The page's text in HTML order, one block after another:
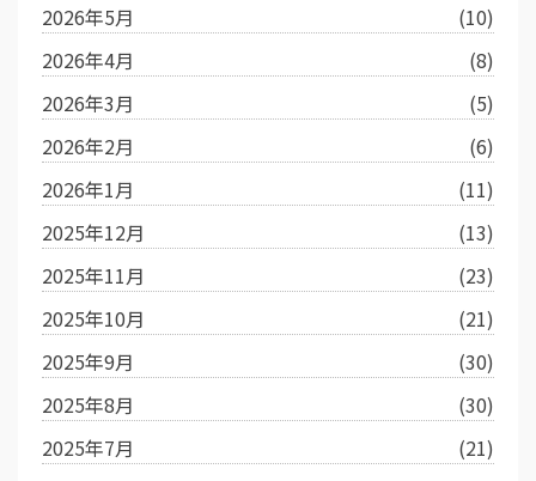
2026年5月
(10)
2026年4月
(8)
2026年3月
(5)
2026年2月
(6)
2026年1月
(11)
2025年12月
(13)
2025年11月
(23)
2025年10月
(21)
2025年9月
(30)
2025年8月
(30)
2025年7月
(21)